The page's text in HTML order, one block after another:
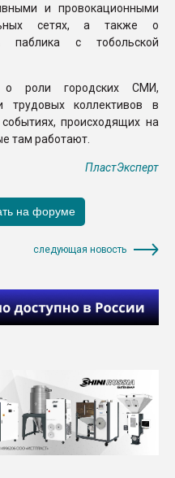
и провокационными
сетях, а также о
паблика с тобольской
о роли городских СМИ,
трудовых коллективов в
происходящих на
там работают.
ПластЭксперт
следующая новость